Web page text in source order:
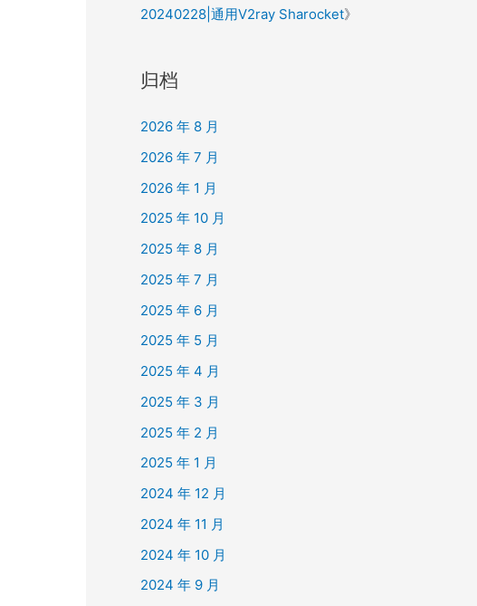
20240228|通用V2ray Sharocket》
归档
2026 年 8 月
2026 年 7 月
2026 年 1 月
2025 年 10 月
2025 年 8 月
2025 年 7 月
2025 年 6 月
2025 年 5 月
2025 年 4 月
2025 年 3 月
2025 年 2 月
2025 年 1 月
2024 年 12 月
2024 年 11 月
2024 年 10 月
2024 年 9 月